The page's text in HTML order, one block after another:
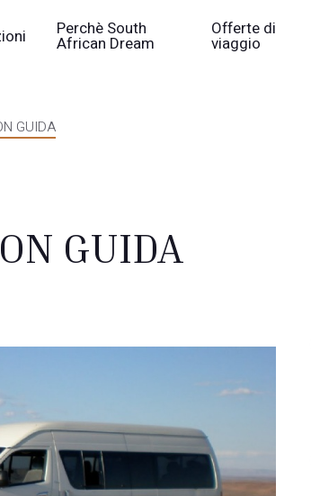
Perchè South
African Dream
Offerte di
viaggio
GUIDA
GUIDA